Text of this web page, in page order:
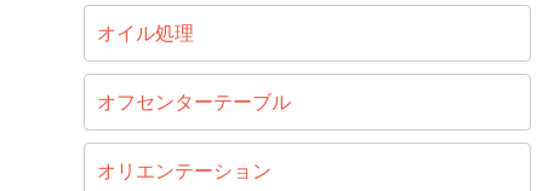
オイル処理
オフセンターテーブル
オリエンテーション